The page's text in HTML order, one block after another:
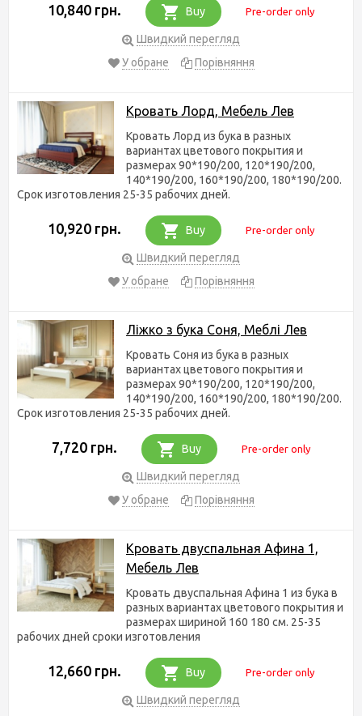
10,840 грн. Buy Pre-order only
Швидкий перегляд
У обране
Порівняння
Кровать Лорд, Мебель Лев
Кровать Лорд из бука в разных
вариантах цветового покрытия и
размерах 90*190/200, 120*190/200,
140*190/200, 160*190/200, 180*190/200.
Срок изготовления 25-35 рабочих дней.
10,920 грн. Buy Pre-order only
Швидкий перегляд
У обране
Порівняння
Ліжко з бука Соня, Меблі Лев
Кровать Соня из бука в разных
вариантах цветового покрытия и
размерах 90*190/200, 120*190/200,
140*190/200, 160*190/200, 180*190/200.
Срок изготовления 25-35 рабочих дней.
7,720 грн. Buy Pre-order only
Швидкий перегляд
У обране
Порівняння
Кровать двуспальная Афина 1,
Мебель Лев
Кровать двуспальная Афина 1 из бука в
разных вариантах цветового покрытия и
размерах шириной 160 180 см. 25-35
рабочих дней сроки изготовления
12,660 грн. Buy Pre-order only
Швидкий перегляд